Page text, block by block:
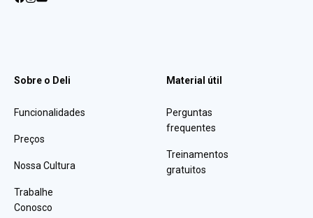
Sobre o Deli
Funcionalidades
Preços
Nossa Cultura
Trabalhe
Conosco
Material útil
Perguntas
frequentes
Treinamentos
gratuitos